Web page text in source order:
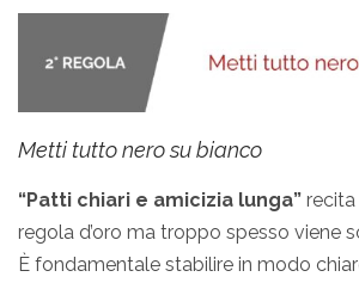
Metti tutto nero su bianco
“Patti chiari e amicizia lunga” recita
regola d’oro ma troppo spesso viene
È fondamentale stabilire in modo